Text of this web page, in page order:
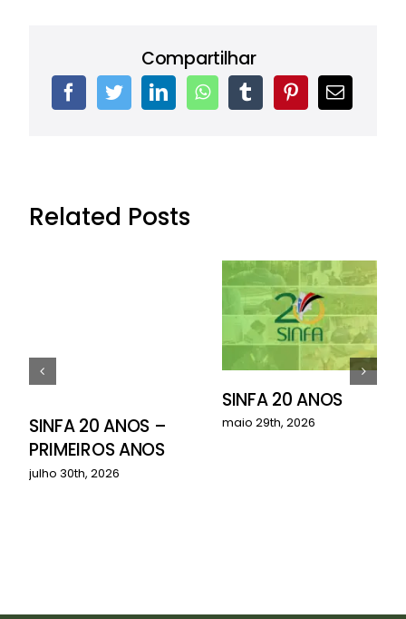
Compartilhar
Related Posts
SINFA 20 ANOS –
PRIMEIROS ANOS
julho 30th, 2026
SINFA 20 ANOS
maio 29th, 2026